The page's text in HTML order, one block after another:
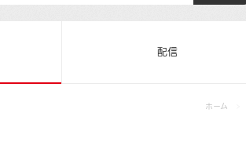
配信
ホーム